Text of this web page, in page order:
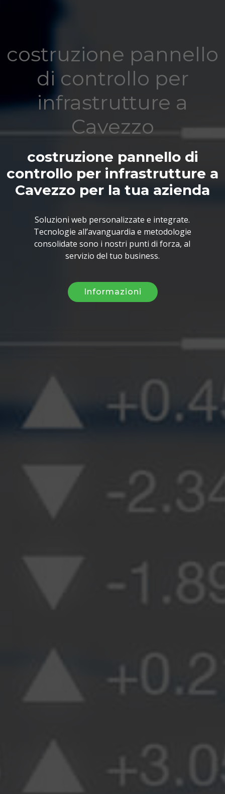
costruzione pannello
di controllo per
infrastrutture a
Cavezzo
costruzione pannello di
controllo per infrastrutture a
Cavezzo per la tua azienda
Soluzioni web personalizzate e integrate.
Tecnologie all’avanguardia e metodologie
consolidate sono i nostri punti di forza, al
servizio del tuo business.
Informazioni